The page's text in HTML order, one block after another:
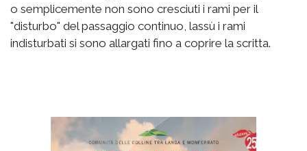
o semplicemente non sono cresciuti i rami per il
"disturbo" del passaggio continuo, lassù i rami
indisturbati si sono allargati fino a coprire la scritta.